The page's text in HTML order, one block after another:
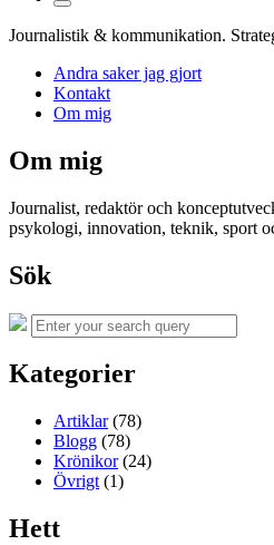
Toggle
the
search
Journalistik & kommunikation.
Andra saker jag gjort
Kontakt
Om mig
Om mig
Journalist, redaktör och
psykologi, innovation, teknik, sport
Sök
Search
for:
Search
Kategorier
Artiklar(78)
Blogg (78)
Krönikor(24)
Övrigt (1)
Hett